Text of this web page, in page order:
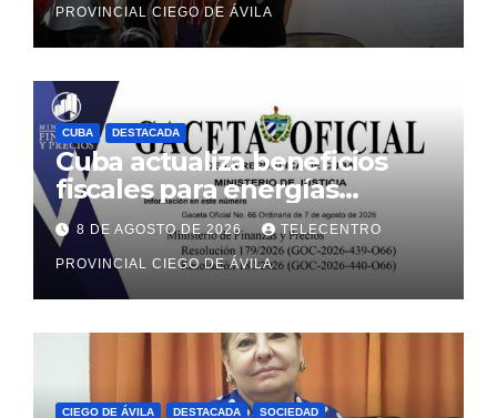
PROVINCIAL CIEGO DE ÁVILA
CUBA DESTACADA
Cuba actualiza beneficios
fiscales para energías
renovables con alcance a
sectores estatal y no estatal
8 DE AGOSTO DE 2026 TELECENTRO
PROVINCIAL CIEGO DE ÁVILA
CIEGO DE ÁVILA DESTACADA SOCIEDAD